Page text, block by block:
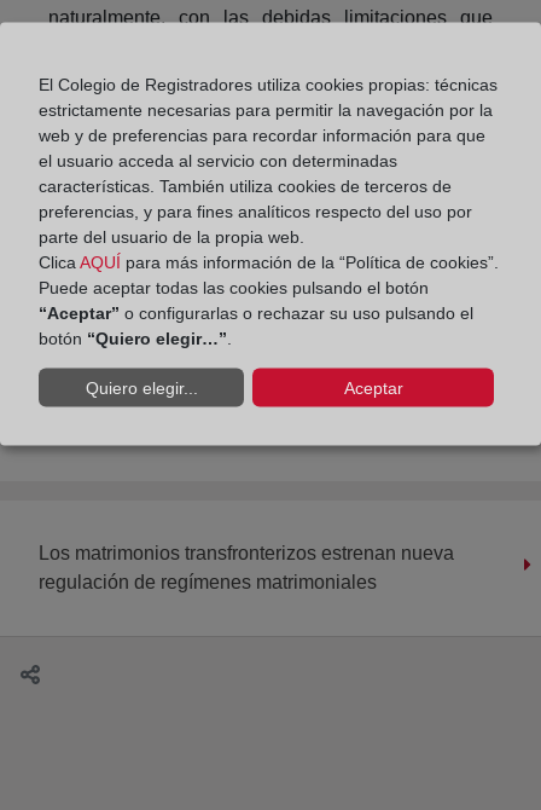
naturalmente, con las debidas limitaciones que
la sociedad. El Código Civil ha sido también el
texto que ha ido ensanchando el ámbito de
actuación jurídica de la mujer, hasta consagrar la
plena igualdad”.
Compartir:
Los matrimonios transfronterizos estrenan nueva
regulación de regímenes matrimoniales
El Colegio de Registradores utiliza cookies propias: técnicas
estrictamente necesarias para permitir la navegación por la
web y de preferencias para recordar información para que
el usuario acceda al servicio con determinadas
características. También utiliza cookies de terceros de
preferencias, y para fines analíticos respecto del uso por
parte del usuario de la propia web.
Clica AQUÍ para más información de la “Política de cookies”.
Puede aceptar todas las cookies pulsando el botón
“Aceptar” o configurarlas o rechazar su uso pulsando el
botón “Quiero elegir…”
Quiero elegir... Aceptar